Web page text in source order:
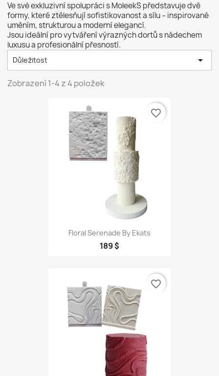
Ve své exkluzivní spolupráci s MoleekS představuje dvě
formy, které ztělesňují sofistikovanost a sílu – inspirované
uměním, strukturou a moderní elegancí.
Jsou ideální pro vytváření výrazných dortů s nádechem
luxusu a profesionální přesností.
Důležitost 
Zobrazení 1-4 z 4 položek
Floral Serenade By Ekats
189 $
favorite_border
favorite_border